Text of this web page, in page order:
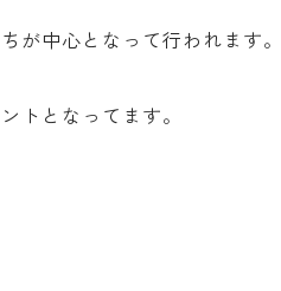
が中心となって行われます。
トとなってます。